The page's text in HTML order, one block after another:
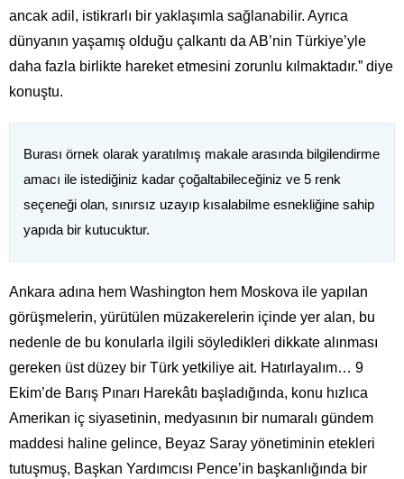
ancak adil, istikrarlı bir yaklaşımla sağlanabilir. Ayrıca
dünyanın yaşamış olduğu çalkantı da AB’nin Türkiye’yle
daha fazla birlikte hareket etmesini zorunlu kılmaktadır.” diye
konuştu.
Burası örnek olarak yaratılmış makale arasında bilgilendirme
amacı ile istediğiniz kadar çoğaltabileceğiniz ve 5 renk
seçeneği olan, sınırsız uzayıp kısalabilme esnekliğine sahip
yapıda bir kutucuktur.
Ankara adına hem Washington hem Moskova ile yapılan
görüşmelerin, yürütülen müzakerelerin içinde yer alan, bu
nedenle de bu konularla ilgili söyledikleri dikkate alınması
gereken üst düzey bir Türk yetkiliye ait. Hatırlayalım… 9
Ekim’de Barış Pınarı Harekâtı başladığında, konu hızlıca
Amerikan iç siyasetinin, medyasının bir numaralı gündem
maddesi haline gelince, Beyaz Saray yönetiminin etekleri
tutuşmuş, Başkan Yardımcısı Pence’in başkanlığında bir